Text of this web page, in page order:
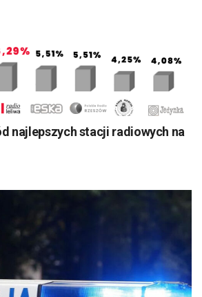
najlepszych stacji radiowych na